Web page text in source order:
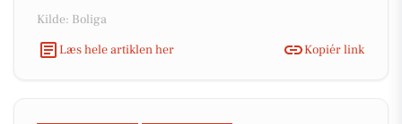
Kilde: Boliga
Læs hele artiklen her
Kopiér link